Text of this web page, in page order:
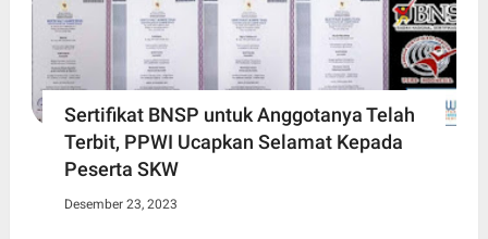
Sertifikat BNSP untuk Anggotanya Telah
Terbit, PPWI Ucapkan Selamat Kepada
Peserta SKW
Desember 23, 2023